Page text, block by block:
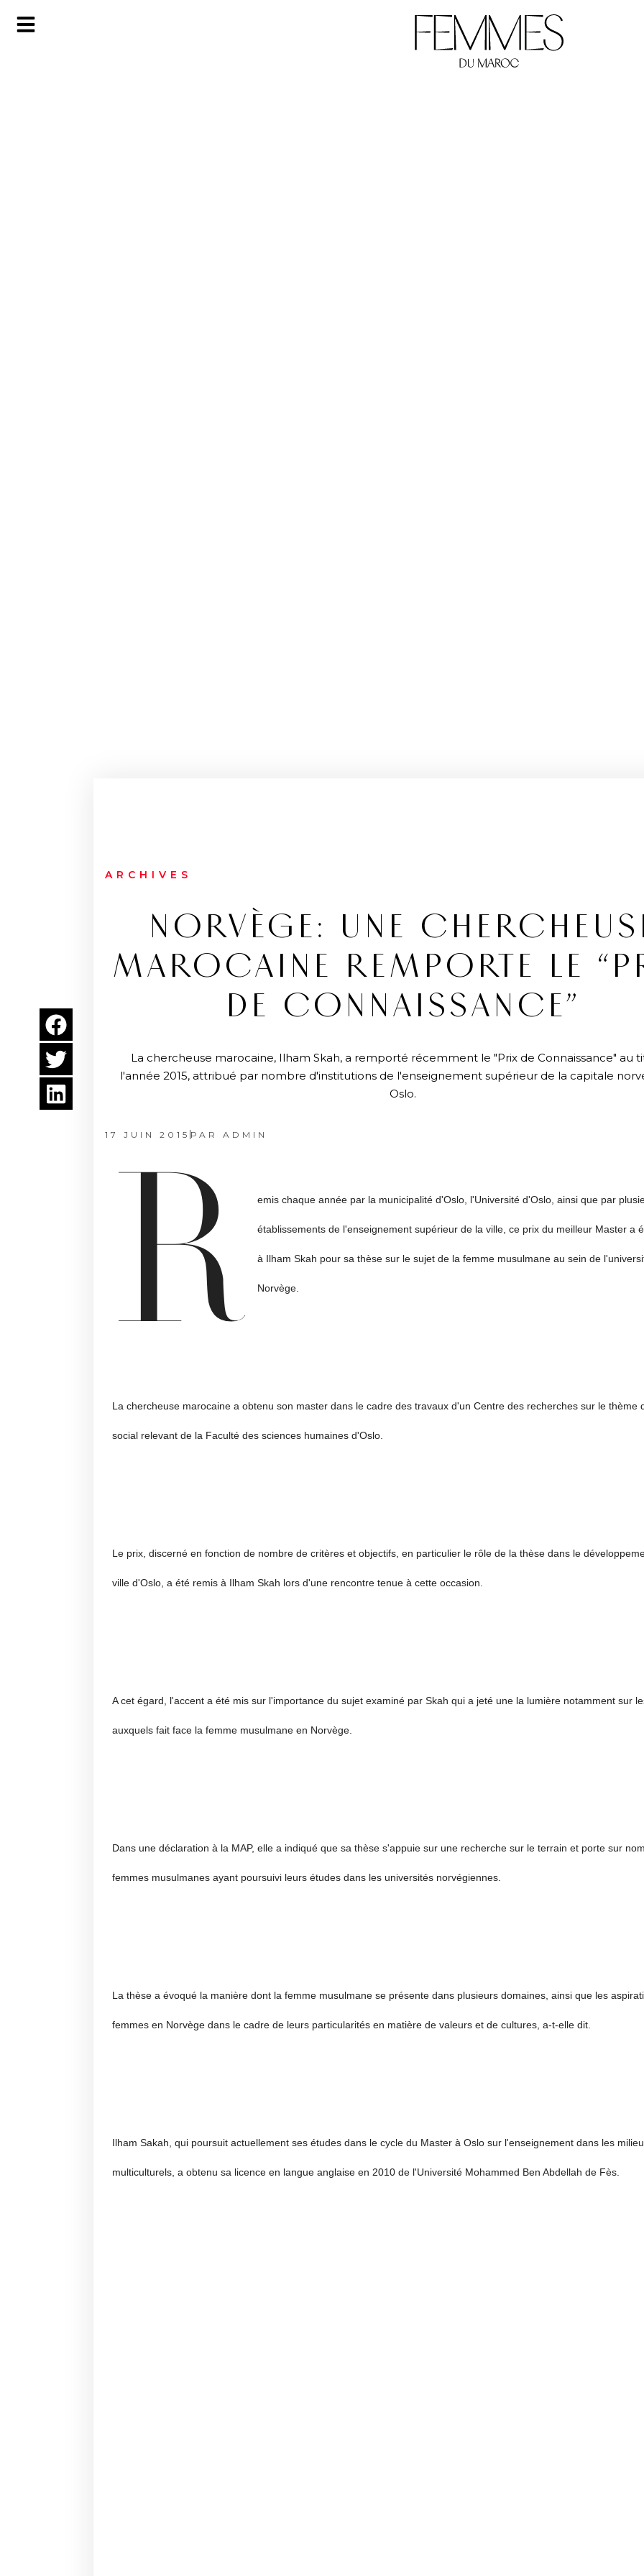
ARCHIVES
NORVÈGE: UNE
MAROCAINE REMPORTE LE
DE CONNAISSANCE”
La chercheuse marocaine, Ilham Skah, a remporté récemment le "Prix de Connaissance" au
l'année 2015, attribué par nombre d'institutions de l'enseignement supérieur de la capitale
Oslo.
17 JUIN 2015 PAR ADMIN
R emis chaque année par la municipalité d'Oslo, l'Université d'Oslo, ainsi que par
établissements de l'enseignement supérieur de la ville, ce prix du meilleur Master a
à Ilham Skah pour sa thèse sur le sujet de la femme musulmane au sein de
Norvège.
La chercheuse marocaine a obtenu son master dans le cadre des travaux d'un Centre des recherches sur le thème
social relevant de la Faculté des sciences humaines d'Oslo.
Le prix, discerné en fonction de nombre de critères et objectifs, en particulier le rôle de la thèse dans le
ville d'Oslo, a été remis à Ilham Skah lors d'une rencontre tenue à cette occasion.
A cet égard, l'accent a été mis sur l'importance du sujet examiné par Skah qui a jeté une la lumière notamment sur
auxquels fait face la femme musulmane en Norvège.
Dans une déclaration à la MAP, elle a indiqué que sa thèse s'appuie sur une recherche sur le terrain et porte sur
femmes musulmanes ayant poursuivi leurs études dans les universités norvégiennes.
La thèse a évoqué la manière dont la femme musulmane se présente dans plusieurs domaines, ainsi que les
femmes en Norvège dans le cadre de leurs particularités en matière de valeurs et de cultures, a-t-elle dit.
Ilham Sakah, qui poursuit actuellement ses études dans le cycle du Master à Oslo sur l'enseignement dans les
multiculturels, a obtenu sa licence en langue anglaise en 2010 de l'Université Mohammed Ben Abdellah de Fès.